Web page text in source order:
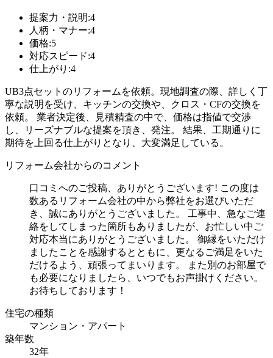
提案力・説明:4
人柄・マナー:4
価格:5
対応スピード:4
仕上がり:4
UB3点セットのリフォームを依頼。現地調査の際、詳しく丁
寧な説明を受け、キッチンの交換や、クロス・CFの交換を
依頼。 業者決定後、見積精査の中で、価格は指値で交渉
し、リーズナブルな提案を頂き、発注。 結果、工期通りに
期待を上回る仕上がりとなり、大変満足している。
リフォーム会社からのコメント
口コミへのご投稿、ありがとうございます! この度は
数あるリフォーム会社の中から弊社をお選びいただ
き、誠にありがとうございました。 工事中、急なご連
絡をしてしまった箇所もありましたが、お忙しい中ご
対応本当にありがとうございました。 御縁をいただけ
ましたことを感謝するとともに、更なるご満足をいた
だけるよう、頑張ってまいります。 また別のお部屋で
も必要になりましたら、いつでもお声掛けください。
お待ちしております！
住宅の種類
マンション・アパート
築年数
32年